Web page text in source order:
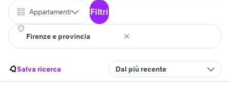
Appartamenti Filtri
Salva ricerca Dal più recente